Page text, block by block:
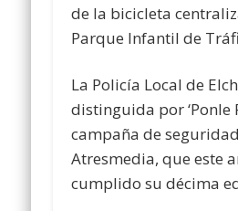
de la bicicleta
Parque Infantil de
La Policía Local de
distinguida por ‘Ponle
campaña de
Atresmedia, que este
cumplido su décima